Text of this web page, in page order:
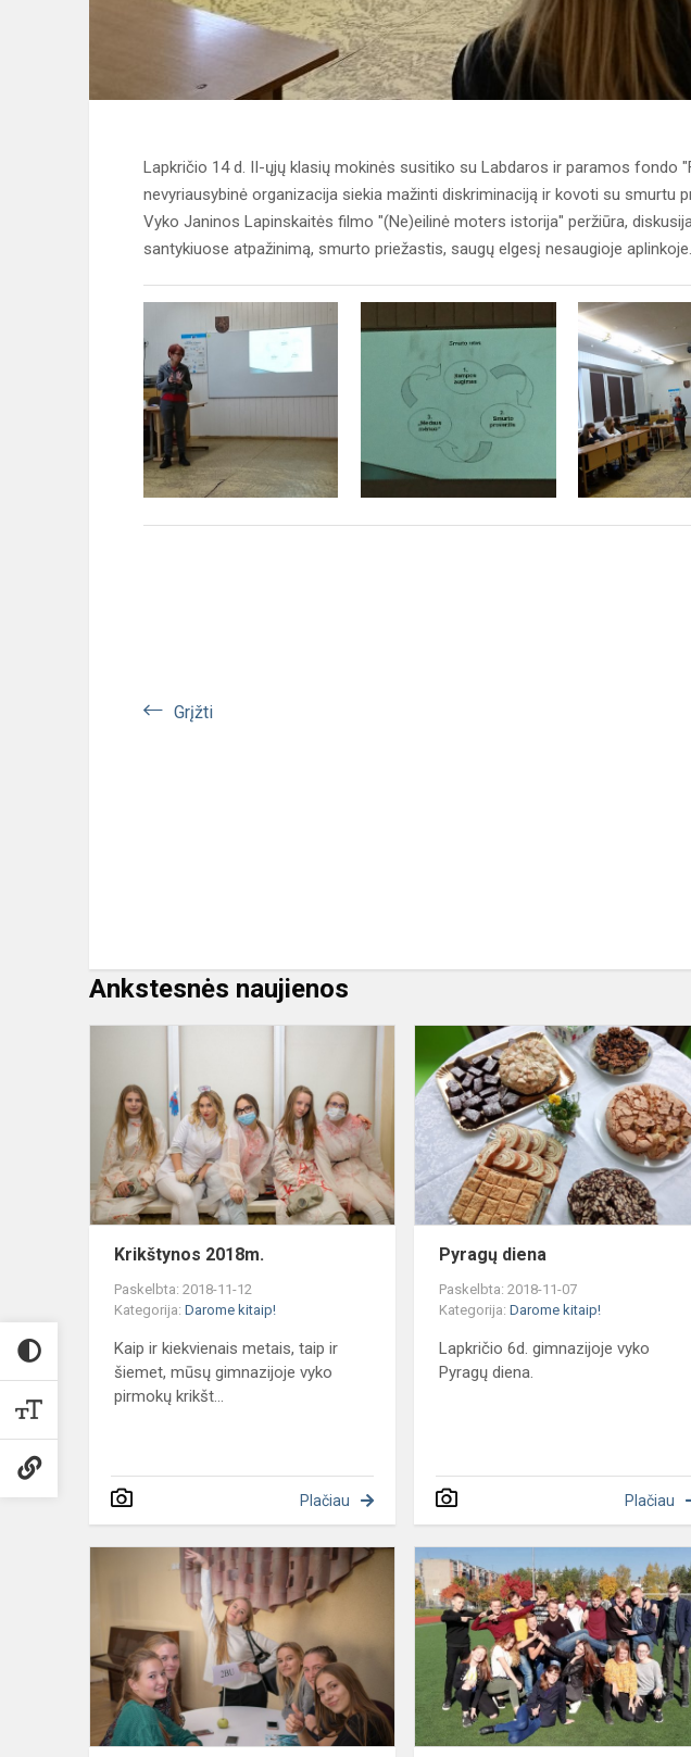
Lapkričio 14 d. II-ųjų klasių mokinės susitiko su Labdaros ir paramos fondo
nevyriausybinė organizacija siekia mažinti diskriminaciją ir kovoti su smurtu
Vyko Janinos Lapinskaitės filmo "(Ne)eilinė moters istorija" peržiūra,
santykiuose atpažinimą, smurto priežastis, saugų elgesį nesaugioje aplinkoje.
Grįžti
Ankstesnės naujienos
Krikštynos
2018m.
Krikštynos 2018m.
Paskelbta: 2018-11-12
Kategorija: Darome kitaip!
Kaip ir kiekvienais metais, taip ir
šiemet, mūsų gimnazijoje vyko
pirmokų krikšt...
Plačiau
Pyragų diena
Paskelbta: 2018-11-07
Kategorija:Darome kitaip!
Lapkričio 6d. gimnazijoje vyko
Pyragų diena.
Plačiau
Proto
mūšis
„Labas,
skaitai?“